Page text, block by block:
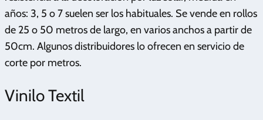
años: 3, 5 o 7 suelen ser los habituales. Se vende en rollos
de 25 o 50 metros de largo, en varios anchos a partir de
50cm. Algunos distribuidores lo ofrecen en servicio de
corte por metros.
Vinilo Textil